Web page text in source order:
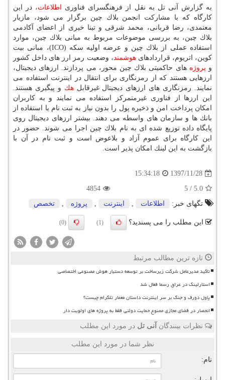
به گزارش آنی تل به نقل از فرهنگسرای فناوری اطلاعات، در این
كارگاه كه با مشاركت انجمن بلاك چین برگزار می شود، مازیار
معتمدی، رضا قربانی، محمد شرقی و تینا خیری از اعضای آكادمی
بلاك چین، به بررسی موضوعات مربوط به مبانی بلاك چین، موارد
استفاده عملی از بلاك چین و عرضه اولیه سكه (ICO)، مبانی بیت
كوین، اتریوم، قراردادهایهوشمند ، وضعیت رمز ارز های داخل كشور
و پروژه های حاكمیتی بلاك چین محور، می پردازند. ارزهای دیجیتال،
ارزهایی هستند كه از رمزنگاری برای انتقال در اینترنت استفاده می
نمایند. رمزنگاری های ارزهای دیجیتال غیرقابلهك و پیگیری هستند.
این ارزها از فناوری غیرمتمركز استفاده می نمایند و به كاربران
امكان پرداخت امن و ذخیره پول را بدون نیاز به ثبت نام یا استفاده از
بانك ها و سازمان های واسطه می دهند. بیشتر ارزهای دیجیتال روی
پایگاه داده توزیع شده ای به نام بلاك چین اجرا می شوند. حضور در
این كارگاه برای عموم آزاد و بلاعوض است و ثبت نام در آن با
بازگشت به این لینك امكان پذیر است.
1397/11/28
15:34:18
5.0
/
5
4854
تگهای خبر:
اطلاعات , اینترنت , پروژه , تخصص
این مطلب را می پسندید؟ (1)
(0)
تازه ترین مطالب مرتبط
تاکید مدیرعامل شرکت زیرساخت بر توسعه دستیار هوش مصنوعی اختصاصی
استارلینک در عراق رسما فعال شد
پاول دورف و جنگ بر سر اینترنت داستان معمار تلگرام چیست؟
انحصار در فضای مجازی ممنوع حمایت دولتی فقط به پروژه های اولویت دار
نظرات بینندگان آنی تل در مورد این مطلب
نظر شما در مورد این مطلب
نام: